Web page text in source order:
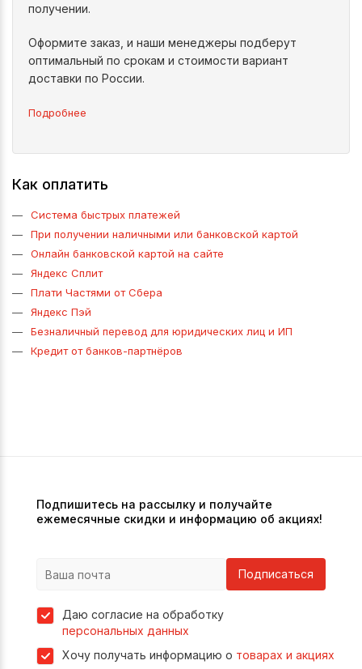
получении.
Оформите заказ, и наши менеджеры подберут
оптимальный по срокам и стоимости вариант
доставки по России.
Подробнее
Как оплатить
Система быстрых платежей
При получении наличными или банковской картой
Онлайн банковской картой на сайте
Яндекс Сплит
Плати Частями от Сбера
Яндекс Пэй
Безналичный перевод для юридических лиц и ИП
Кредит от банков-партнёров
Подпишитесь на рассылку и получайте
ежемесячные скидки и информацию об акциях!
Подписаться
Даю согласие на обработку
персональных данных
Хочу получать информацию о товарах и акциях